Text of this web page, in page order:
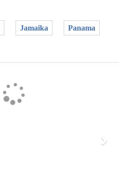
Jamaika Panama